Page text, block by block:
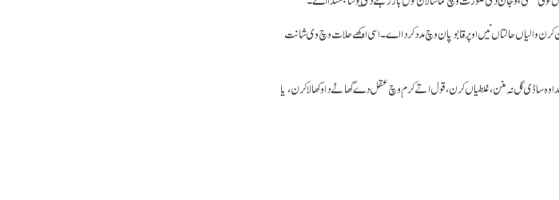
والیاں حالتاں نیں اوپر قابو پان وچ مدد کردا اے۔ اسی اوکھے حلات وچ وی شانت
ساڈی گل نہ منن، غلطیاں کرن، قول اتے کرم وچ عقل دے گھاٹے دا وکھالا کرن، یا